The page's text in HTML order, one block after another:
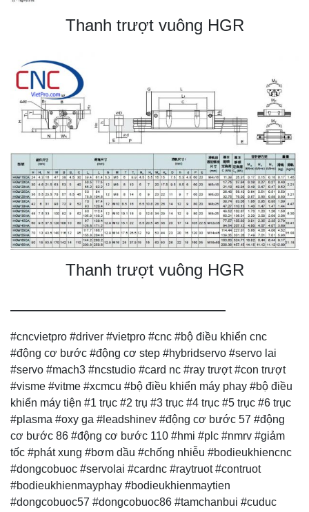
Thanh trượt vuông HGR
Thanh trượt vuông HGR
—————————————
#cncvietpro #driver #vietpro #cnc #bộ điều khiển cnc
#động cơ bước #động cơ step #hybridservo #servo lai
#servo #mach3 #ncstudio #card nc #ray trượt #con trượt
#visme #vitme #xcmcu #bộ điều khiển máy phay #bộ điều
khiển máy tiện #1 trục #2 trụ #3 trục #4 trục #5 trục #6 trục
#plasma #oxy ga #leadshinev #động cơ bước 57 #động
cơ bước 86 #động cơ bước 110 #hmi #plc #nmrv #giảm
tốc #phát xung #bơm dầu #chống nhiễu #bodieukhiencnc
#dongcobuoc #servolai #cardnc #raytruot #contruot
#bodieukhienmayphay #bodieukhienmaytien
#dongcobuoc57 #dongcobuoc86 #tamchanbui #cuduc